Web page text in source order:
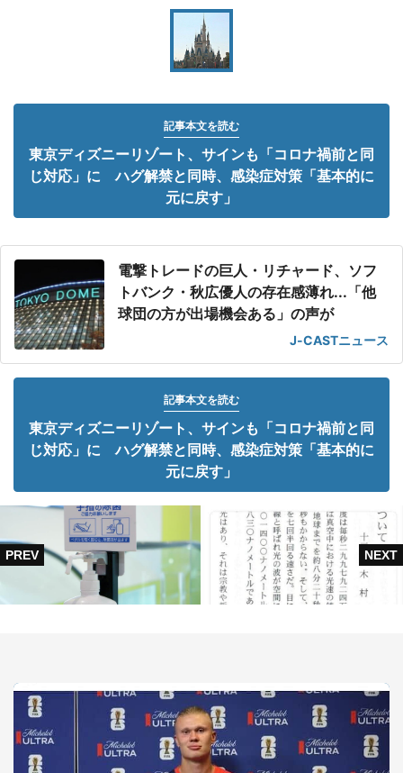
記事本文を読む
東京ディズニーリゾート、サインも「コロナ禍前と同
じ対応」に ハグ解禁と同時、感染症対策「基本的に
元に戻す」
電撃トレードの巨人・リチャード、ソフ
トバンク・秋広優人の存在感薄れ...「他
球団の方が出場機会ある」の声が
J-CASTニュース
記事本文を読む
東京ディズニーリゾート、サインも「コロナ禍前と同
じ対応」に ハグ解禁と同時、感染症対策「基本的に
元に戻す」